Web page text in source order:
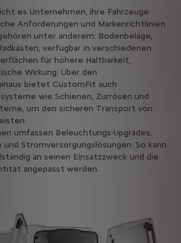
es Unternehmen, ihre Fahrzeuge
Anforderungen und Markenrichtlinien
unter anderem: Bodenbeläge,
verfügbar in verschiedenen
für höhere Haltbarkeit,
Wirkung. Über den
bietet CustomFit auch
wie Schienen, Zurrösen und
um den sicheren Transport von
umfassen Beleuchtungs-Upgrades,
und Stromversorgungslösungen. So kann
an seinen Einsatzzweck und die
angepasst werden.